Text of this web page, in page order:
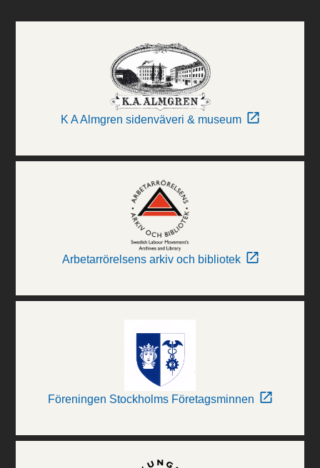
K A Almgren sidenväveri & museum
Arbetarrörelsens arkiv och bibliotek
Föreningen Stockholms Företagsminnen